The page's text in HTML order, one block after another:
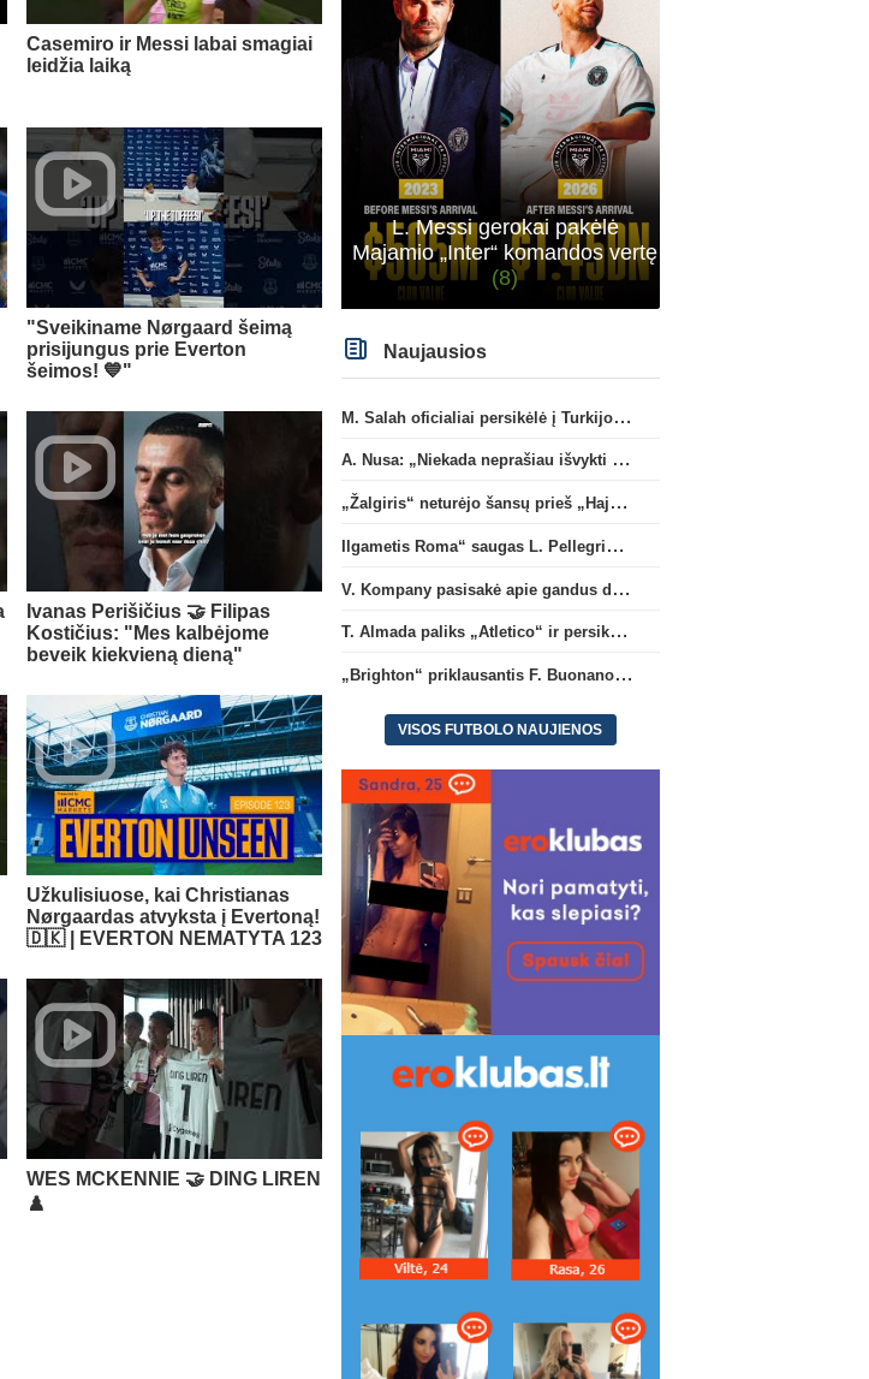
Casemiro ir Messi labai smagiai
leidžia laiką
"Sveikiname Nørgaard šeimą
prisijungus prie Everton
šeimos! 💙"
Ivanas Perišičius 🤝 Filipas
Kostičius: "Mes kalbėjome
beveik kiekvieną dieną"
Užkulisiuose, kai Christianas
Nørgaardas atvyksta į Evertoną!
🇩🇰 | EVERTON NEMATYTA 123
WES MCKENNIE 🤝 DING LIREN
♟️
L. Messi gerokai pakėlė
Majamio „Inter“ komandos vertę
(8)
Naujausios
M. Salah oficialiai persikėlė į Turkijos ekipą „Trabzonspor“
A. Nusa: „Niekada neprašiau išvykti iš „RB Leipzig“ klubo“
„Žalgiris“ neturėjo šansų prieš „Hajduk“
Ilgametis Roma“ saugas L. Pellegrini dar metams liks šiame klube
V. Kompany pasisakė apie gandus dėl M. Olise ateities „Bayern“ gretose
T. Almada paliks „Atletico“ ir persikels į legendinę Argentinos ekipą
„Brighton“ priklausantis F. Buonanotte karjerą pratęs Ispanijoje
VISOS FUTBOLO NAUJIENOS